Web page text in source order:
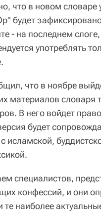
что в новом словаре
будет
- на последнем
употреблять
что в ноябре
материалов словаря
В него войдет
будет
исламской,
специалистов,
конфессий, и они
те наиболее